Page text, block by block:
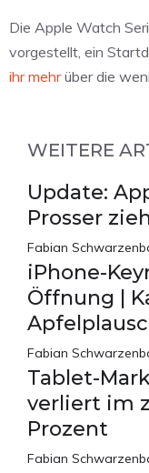
Die Apple Watch
vorgestellt, ein
ihr mehrüber die
WEITERE
Update:
Prosser
Fabian
iPhone-
Öffnung |
Fabian
Tablet-
verliert im
Prozent
Fabian